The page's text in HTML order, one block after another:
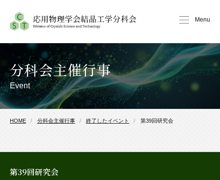
Menu
Event
分科会主催行事
HOME 分科会主催行事 終了したイベント 第39回研究会
第39回研究会